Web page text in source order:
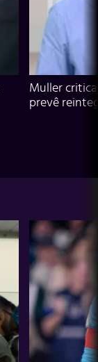
Muller
prevê